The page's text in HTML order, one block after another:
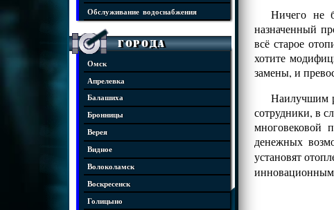
Обслуживание водоснабжения
Города
Омск
Апрелевка
Балашиха
Бронницы
Верея
Видное
Волоколамск
Воскресенск
Голицыно
Ничего не
назначенный
всё старое
хотите
замены, и
Наилучшим
сотрудники, в
многовековой
денежных
установят